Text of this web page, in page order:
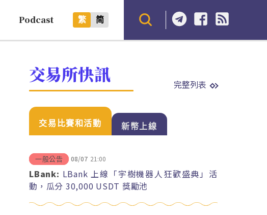
Podcast 繁 简
交易所快訊 完整列表
交易比賽和活動 新幣上線
一般公告 08/07 21:00
LBank: LBank 上線「宇樹機器人狂歡盛典」活
動，瓜分 30,000 USDT 獎勵池